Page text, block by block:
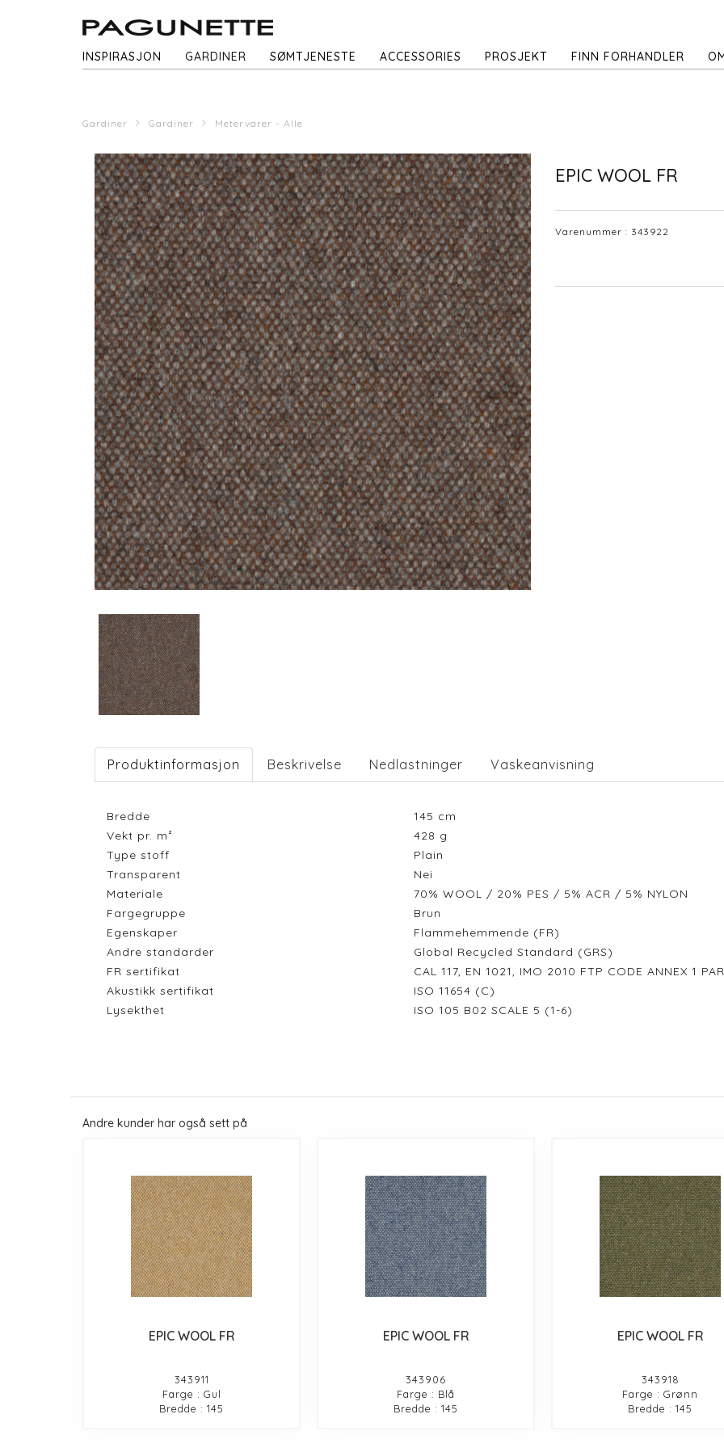
INSPIRASJON GARDINER SØMTJENESTE ACCESSORIES PROSJEKT FINN FORHANDLER
Gardiner Gardiner Metervarer - Alle
EPIC WOOL FR
Varenummer : 343922
Produktinformasjon Beskrivelse Nedlastninger Vaskeanvisning
Bredde 145 cm
Vekt pr. m²
428 g
Type stoff
Plain
Transparent
Nei
Materiale
70% WOOL / 20% PES / 5% ACR / 5% NYLON
Fargegruppe
Brun
Egenskaper
Flammehemmende (FR)
Andre standarder
Global Recycled Standard (GRS)
FR sertifikat
CAL 117, EN 1021, IMO 2010 FTP CODE ANNEX 1
Akustikk sertifikat
ISO 11654 (C)
Lysekthet
ISO 105 B02 SCALE 5 (1-6)
Andre kunder har også sett på
EPIC WOOL FR
343911
Farge : Gul
Bredde : 145
EPIC WOOL FR
343906
Farge : Blå
Bredde : 145
EPIC WOOL FR
343918
Farge : Grønn
Bredde : 145